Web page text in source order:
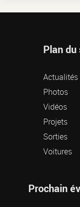
Plan du
Actualités
Photos
Vidéos
Projets
Sorties
Voitures
Prochain